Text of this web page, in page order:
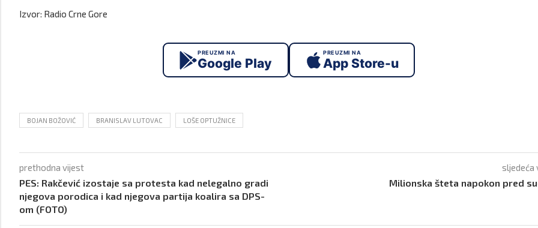
Izvor: Radio Crne Gore
PREUZMI NA
Google Play
PREUZMI NA
App Store-u
BOJAN BOŽOVIĆ BRANISLAV LUTOVAC LOŠE OPTUŽNICE
prethodna vijest
PES: Rakčević izostaje sa protesta kad nelegalno gradi
njegova porodica i kad njegova partija koalira sa DPS-
om (FOTO)
sljedeća
Milionska šteta napokon pred